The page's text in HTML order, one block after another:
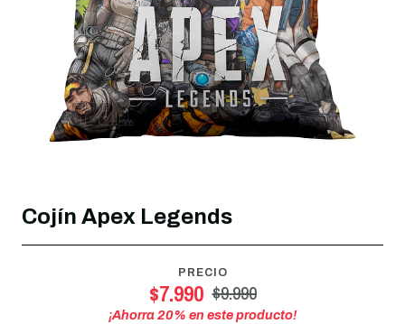
Cojín Apex Legends
PRECIO
$7.990 $9.990
¡Ahorra20% en este producto!